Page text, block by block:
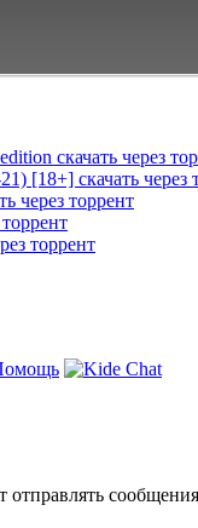
скачать через
[18+] скачать через
через торрент
торрент
отправлять